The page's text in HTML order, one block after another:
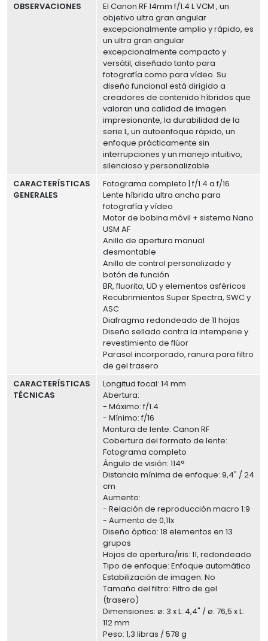
OBSERVACIONES
El Canon RF 14mm f/1.4 L VCM , un
objetivo ultra gran angular
excepcionalmente amplio y rápido, es
un ultra gran angular
excepcionalmente compacto y
versátil, diseñado tanto para
fotografía como para vídeo. Su
diseño funcional está dirigido a
creadores de contenido híbridos que
valoran una calidad de imagen
impresionante, la durabilidad de la
serie L, un autoenfoque rápido, un
enfoque prácticamente sin
interrupciones y un manejo intuitivo,
silencioso y personalizable.
CARACTERÍSTICAS
GENERALES
Fotograma completo | f/1.4 a f/16
Lente híbrida ultra ancha para
fotografía y vídeo
Motor de bobina móvil + sistema Nano
USM AF
Anillo de apertura manual
desmontable
Anillo de control personalizado y
botón de función
BR, fluorita, UD y elementos asféricos
Recubrimientos Super Spectra, SWC y
ASC
Diafragma redondeado de 11 hojas
Diseño sellado contra la intemperie y
revestimiento de flúor
Parasol incorporado, ranura para filtro
de gel trasero
CARACTERÍSTICAS
TÉCNICAS
Longitud focal: 14 mm
Abertura:
- Máximo: f/1.4
- Mínimo: f/16
Montura de lente: Canon RF
Cobertura del formato de lente:
Fotograma completo
Ángulo de visión: 114°
Distancia mínima de enfoque: 9,4" / 24
cm
Aumento:
- Relación de reproducción macro 1:9
- Aumento de 0,11x
Diseño óptico: 18 elementos en 13
grupos
Hojas de apertura/iris: 11, redondeado
Tipo de enfoque: Enfoque automático
Estabilización de imagen: No
Tamaño del filtro: Filtro de gel
(trasero)
Dimensiones: ø: 3 x L: 4,4" / ø: 76,5 x L:
112 mm
Peso: 1,3 libras / 578 g